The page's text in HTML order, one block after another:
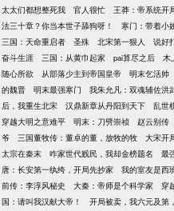
太太们都想整死我
官人很忙 王莽：帝系统开
法三十章？你当本世子舔狗呀！
寒门：带着小
三国：天命重启者
圣殊 北宋第一狠人 说好
奋斗生涯
三国：从黄巾起家 pai算尽之后 木
随心所欲
从部落少主到帝国皇帝 明末乞活帅
的魏晋
明末最强寒门 我朱允凡：双魂辅佐洪
后，我重生北宋
汉鼎新章从丹阳到天下 乱世
穿越大明之意难平
明末：刀劈崇祯 赵云别传
爷
三国董牧传：董卓的董，放牧的牧 大宋开
太宗在秦末
咋家世代贱民，我却金榜题名 最
唐：长安第一纨绔，开局先抄家
我的室友是西
前传：李淳风秘史
大秦：帝师是个科学家 穿
国：请叫我汉献大帝！
开局被卖，我六元及第